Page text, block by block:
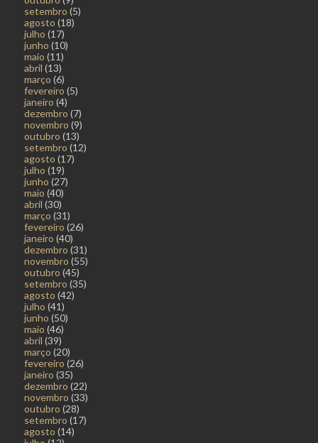
setembro (5)
agosto (18)
julho (17)
junho (10)
maio (11)
abril (13)
março (6)
fevereiro (5)
janeiro (4)
dezembro (7)
novembro (9)
outubro (13)
setembro (12)
agosto (17)
julho (19)
junho (27)
maio (40)
abril (30)
março (31)
fevereiro (26)
janeiro (40)
dezembro (31)
novembro (55)
outubro (45)
setembro (35)
agosto (42)
julho (41)
junho (50)
maio (46)
abril (39)
março (20)
fevereiro (26)
janeiro (35)
dezembro (22)
novembro (33)
outubro (28)
setembro (17)
agosto (14)